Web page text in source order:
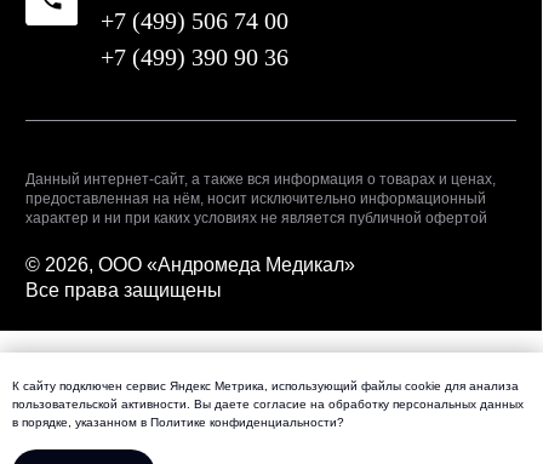
К сайту подключен сервис Яндекс Метрика, использующий файлы cookie для анализа
пользовательской активности. Вы даете согласие на обработку персональных данных
в порядке, указанном в Политике конфиденциальности?